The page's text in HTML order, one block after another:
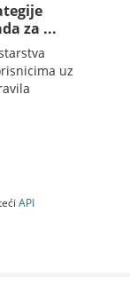
za ...
uz
API